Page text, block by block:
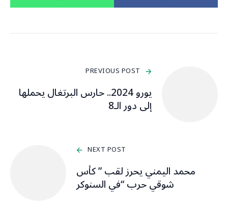
PREVIOUS POST
يورو 2024.. حارس البرتغال يحملها
إلى دور الـ8
NEXT POST
محمد اليمني يحرز لقب ” كأس
شوقي حرب “في السنوكر